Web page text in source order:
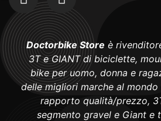
Doctorbike Store è
3T e GIANT di biciclette,
bike per uomo, donna e
delle migliori marche al
rapporto qualità/prezzo,
segmento gravel e Giant e